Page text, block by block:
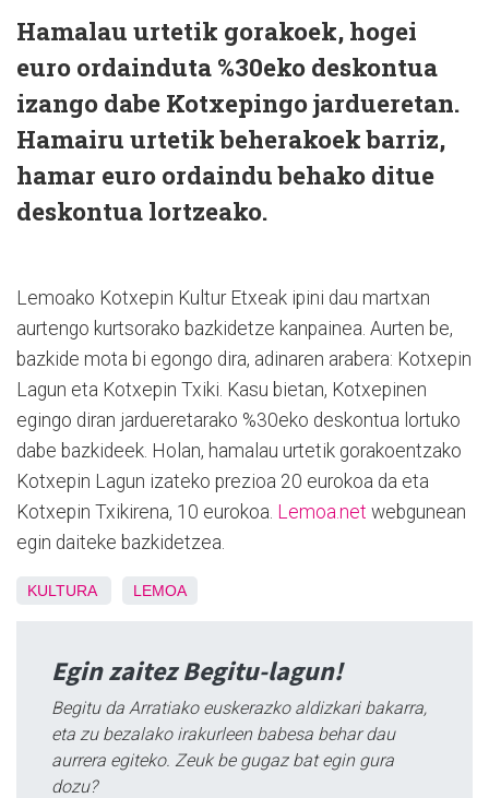
Hamalau urtetik gorakoek, hogei
euro ordainduta %30eko deskontua
izango dabe Kotxepingo jardueretan.
Hamairu urtetik beherakoek barriz,
hamar euro ordaindu behako ditue
deskontua lortzeako.
Lemoako Kotxepin Kultur Etxeak ipini dau martxan
aurtengo kurtsorako bazkidetze kanpainea. Aurten be,
bazkide mota bi egongo dira, adinaren arabera: Kotxepin
Lagun eta Kotxepin Txiki. Kasu bietan, Kotxepinen
egingo diran jardueretarako %30eko deskontua lortuko
dabe bazkideek. Holan, hamalau urtetik gorakoentzako
Kotxepin Lagun izateko prezioa 20 eurokoa da eta
Kotxepin Txikirena, 10 eurokoa. Lemoa.net webgunean
egin daiteke bazkidetzea.
KULTURA LEMOA
Egin zaitez Begitu-lagun!
Begitu da Arratiako euskerazko aldizkari bakarra,
eta zu bezalako irakurleen babesa behar dau
aurrera egiteko. Zeuk be gugaz bat egin gura
dozu?